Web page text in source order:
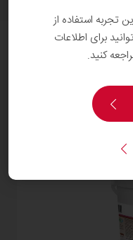
تجربه استفاده از
برای اطلاعات
کنید.